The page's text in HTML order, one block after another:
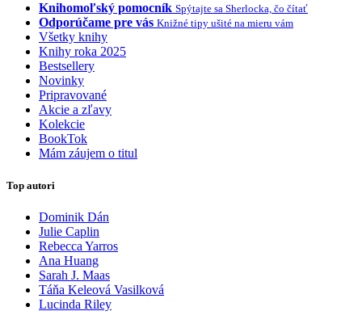
Knihomoľský pomocník Spýtajte sa Sherlocka, čo čítať
Odporúčame pre vás Knižné tipy ušité na mieru vám
Všetky knihy
Knihy roka 2025
Bestsellery
Novinky
Pripravované
Akcie a zľavy
Kolekcie
BookTok
Mám záujem o titul
Top autori
Dominik Dán
Julie Caplin
Rebecca Yarros
Ana Huang
Sarah J. Maas
Táňa Keleová Vasilková
Lucinda Riley